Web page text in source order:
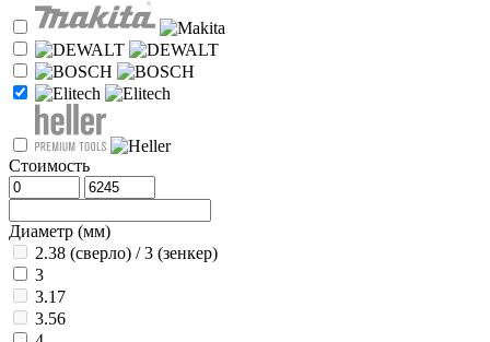
Стоимость
Диаметр (мм)
2.38 (сверло) / 3 (зенкер)
3
3.17
3.56